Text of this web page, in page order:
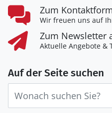
Zum
Wir freuen uns auf
Zum Newsletter
Aktuelle Angebote &
Auf der Seite suchen